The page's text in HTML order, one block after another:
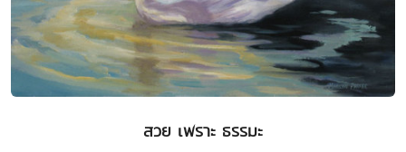
สวย เพราะ ธรรมะ